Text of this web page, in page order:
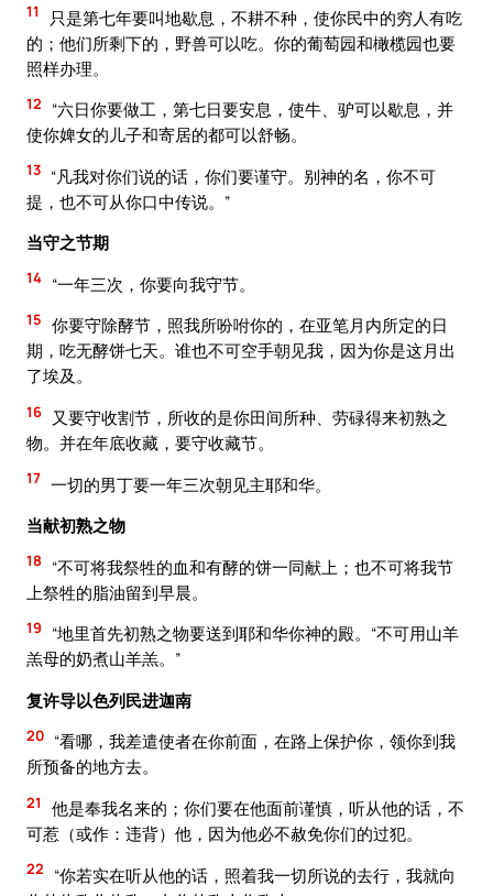
11
只是第七年要叫地歇息，不耕不种，使你民中的穷人有吃
的；他们所剩下的，野兽可以吃。你的葡萄园和橄榄园也要
照样办理。
12
“六日你要做工，第七日要安息，使牛、驴可以歇息，并
使你婢女的儿子和寄居的都可以舒畅。
13 “凡我对你们说的话，你们要谨守。别神的名，你不可
提，也不可从你口中传说。”
当守之节期
14 “一年三次，你要向我守节。
15 你要守除酵节，照我所吩咐你的，在亚笔月内所定的日
期，吃无酵饼七天。谁也不可空手朝见我，因为你是这月出
了埃及。
16
又要守收割节，所收的是你田间所种、劳碌得来初熟之
物。并在年底收藏，要守收藏节。
17 一切的男丁要一年三次朝见主耶和华。
当献初熟之物
18
“不可将我祭牲的血和有酵的饼一同献上；也不可将我节
上祭牲的脂油留到早晨。
19
“地里首先初熟之物要送到耶和华你神的殿。“不可用山羊
羔母的奶煮山羊羔。”
复许导以色列民进迦南
20 “看哪，我差遣使者在你前面，在路上保护你，领你到我
所预备的地方去。
21
他是奉我名来的；你们要在他面前谨慎，听从他的话，不
可惹（或作：违背）他，因为他必不赦免你们的过犯。
22
“你若实在听从他的话，照着我一切所说的去行，我就向